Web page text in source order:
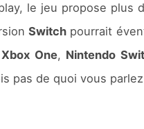
le jeu propose plus
Switch pourrait
Xbox One, Nintendo
pas de quoi vous